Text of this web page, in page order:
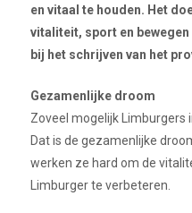
en vitaal te houden. Het
vitaliteit, sport en
bij het schrijven van het
Gezamenlijke droom
Zoveel mogelijk Limburgers
Dat is de gezamenlijke
werken ze hard om de
Limburger te verbeteren.